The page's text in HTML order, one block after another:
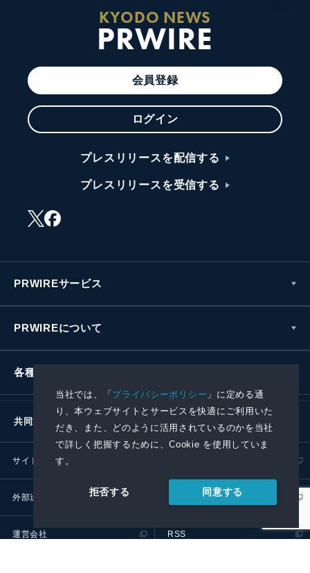
当社では、「プライバシーポリシー 」に定める通
り、本ウェブサイトとサービスを快適にご利用いた
だき、また、どのように活用されているのかを当社
で詳しく把握するために、Cookie を使用していま
す。
拒否する 同意する
KYODO NEWS
PRWIRE
会員登録
ログイン
プレスリリースを配信する
プレスリリースを受信する
PRWIREサービス
PRWIREについて
各種お問い合わせ
共同通信社グループ
サイトポリシー
外部送信ポリシー プレスリリース取扱基準
運営会社 RSS